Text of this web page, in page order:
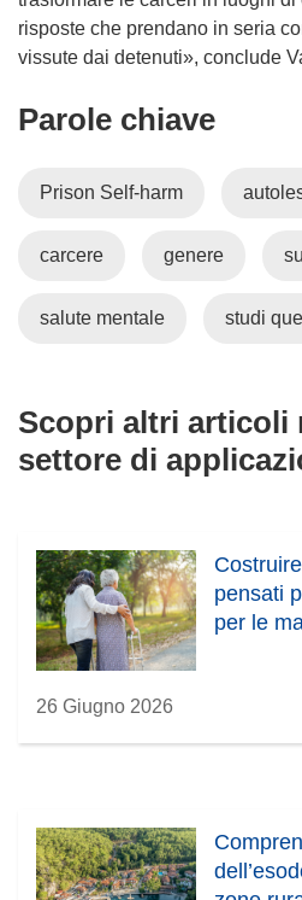
risposte che prendano in seria
vissute dai detenuti», conclude
Parole chiave
Prison Self-harm
carcere genere
salute mentale studi
Scopri altri articoli
settore di
pensati
per le
26 Giugno 2026